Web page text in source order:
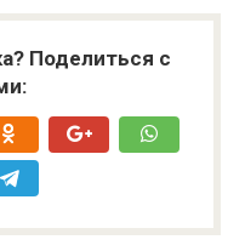
Поделиться с